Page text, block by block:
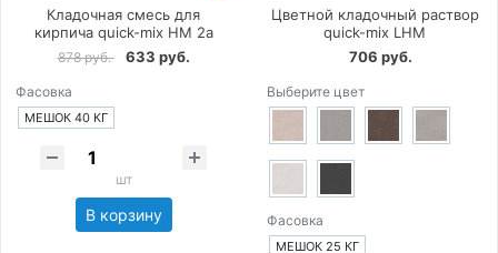
Кладочная смесь для
кирпича quick-mix HM 2a
878 руб. 633 руб.
Фасовка
МЕШОК 40 КГ
шт
В корзину
Цветной кладочный раствор
quick-mix LHM
706 руб.
Выберите цвет
Фасовка
МЕШОК 25 КГ